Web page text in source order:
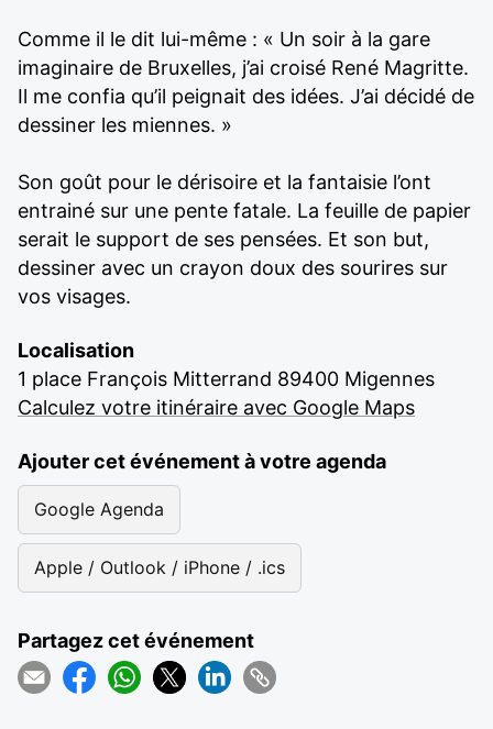
Comme il le dit lui-même : « Un soir à la gare
imaginaire de Bruxelles, j’ai croisé René Magritte.
Il me confia qu’il peignait des idées. J’ai décidé de
dessiner les miennes. »
Son goût pour le dérisoire et la fantaisie l’ont
entrainé sur une pente fatale. La feuille de papier
serait le support de ses pensées. Et son but,
dessiner avec un crayon doux des sourires sur
vos visages.
Localisation
1 place François Mitterrand 89400 Migennes
Calculez votre itinéraire avec Google Maps
Ajouter cet événement à votre agenda
Google Agenda
Apple / Outlook / iPhone / .ics
Partagez cet événement